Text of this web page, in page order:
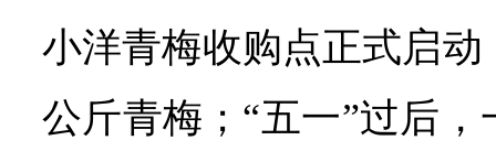
小洋青梅收购点正式启
公斤青梅；“五一”过后